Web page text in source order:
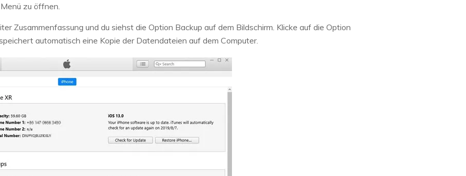
zu öffnen.
Zusammenfassung und du siehst die Option Backup auf dem Bildschirm. Klicke auf die Option
automatisch eine Kopie der Datendateien auf dem Computer.